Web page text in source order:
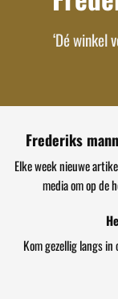
‘Dé winkel
Frederiks
Elke week nieuwe
media om op de
Kom gezellig langs